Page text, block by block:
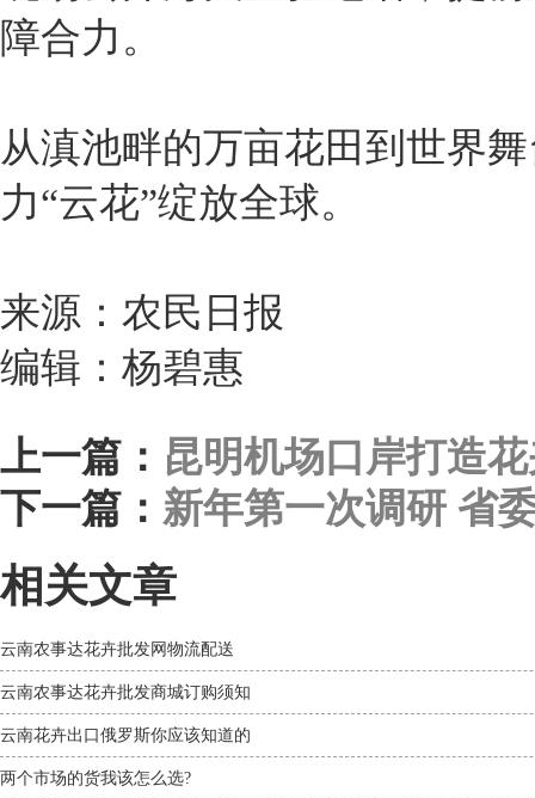
障合力。
从滇池畔的万亩花田到世界
力“云花”绽放全球。
来源：农民日报
编辑：杨碧惠
上一篇： 昆明机场口岸打造
下一篇： 新年第一次调研 省
相关文章
云南农事达花卉批发网物流配送
云南农事达花卉批发商城订购须知
云南花卉出口俄罗斯你应该知道的
两个市场的货我该怎么选?